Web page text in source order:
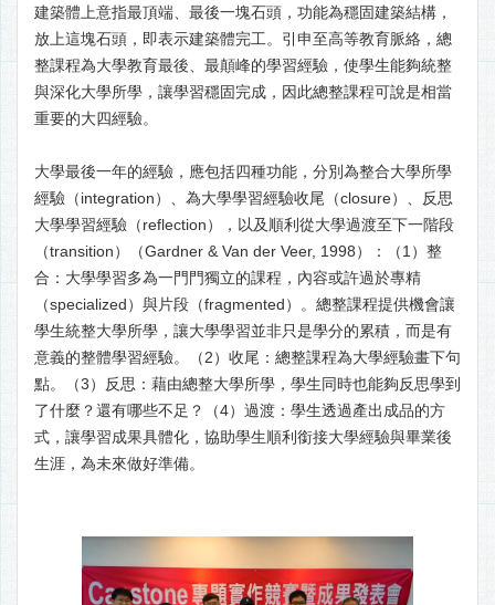
建築體上意指最頂端、最後一塊石頭，功能為穩固建築結構，
放上這塊石頭，即表示建築體完工。引申至高等教育脈絡，總
整課程為大學教育最後、最顛峰的學習經驗，使學生能夠統整
與深化大學所學，讓學習穩固完成，因此總整課程可說是相當
重要的大四經驗。
大學最後一年的經驗，應包括四種功能，分別為整合大學所學
經驗（integration）、為大學學習經驗收尾（closure）、反思
大學學習經驗（reflection），以及順利從大學過渡至下一階段
（transition）（Gardner & Van der Veer, 1998）：（1）整
合：大學學習多為一門門獨立的課程，內容或許過於專精
（specialized）與片段（fragmented）。總整課程提供機會讓
學生統整大學所學，讓大學學習並非只是學分的累積，而是有
意義的整體學習經驗。（2）收尾：總整課程為大學經驗畫下句
點。（3）反思：藉由總整大學所學，學生同時也能夠反思學到
了什麼？還有哪些不足？（4）過渡：學生透過產出成品的方
式，讓學習成果具體化，協助學生順利銜接大學經驗與畢業後
生涯，為未來做好準備。